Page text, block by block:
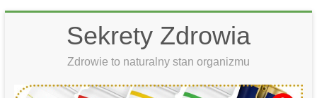
Sekrety Zdrowia
Zdrowie to naturalny stan organizmu